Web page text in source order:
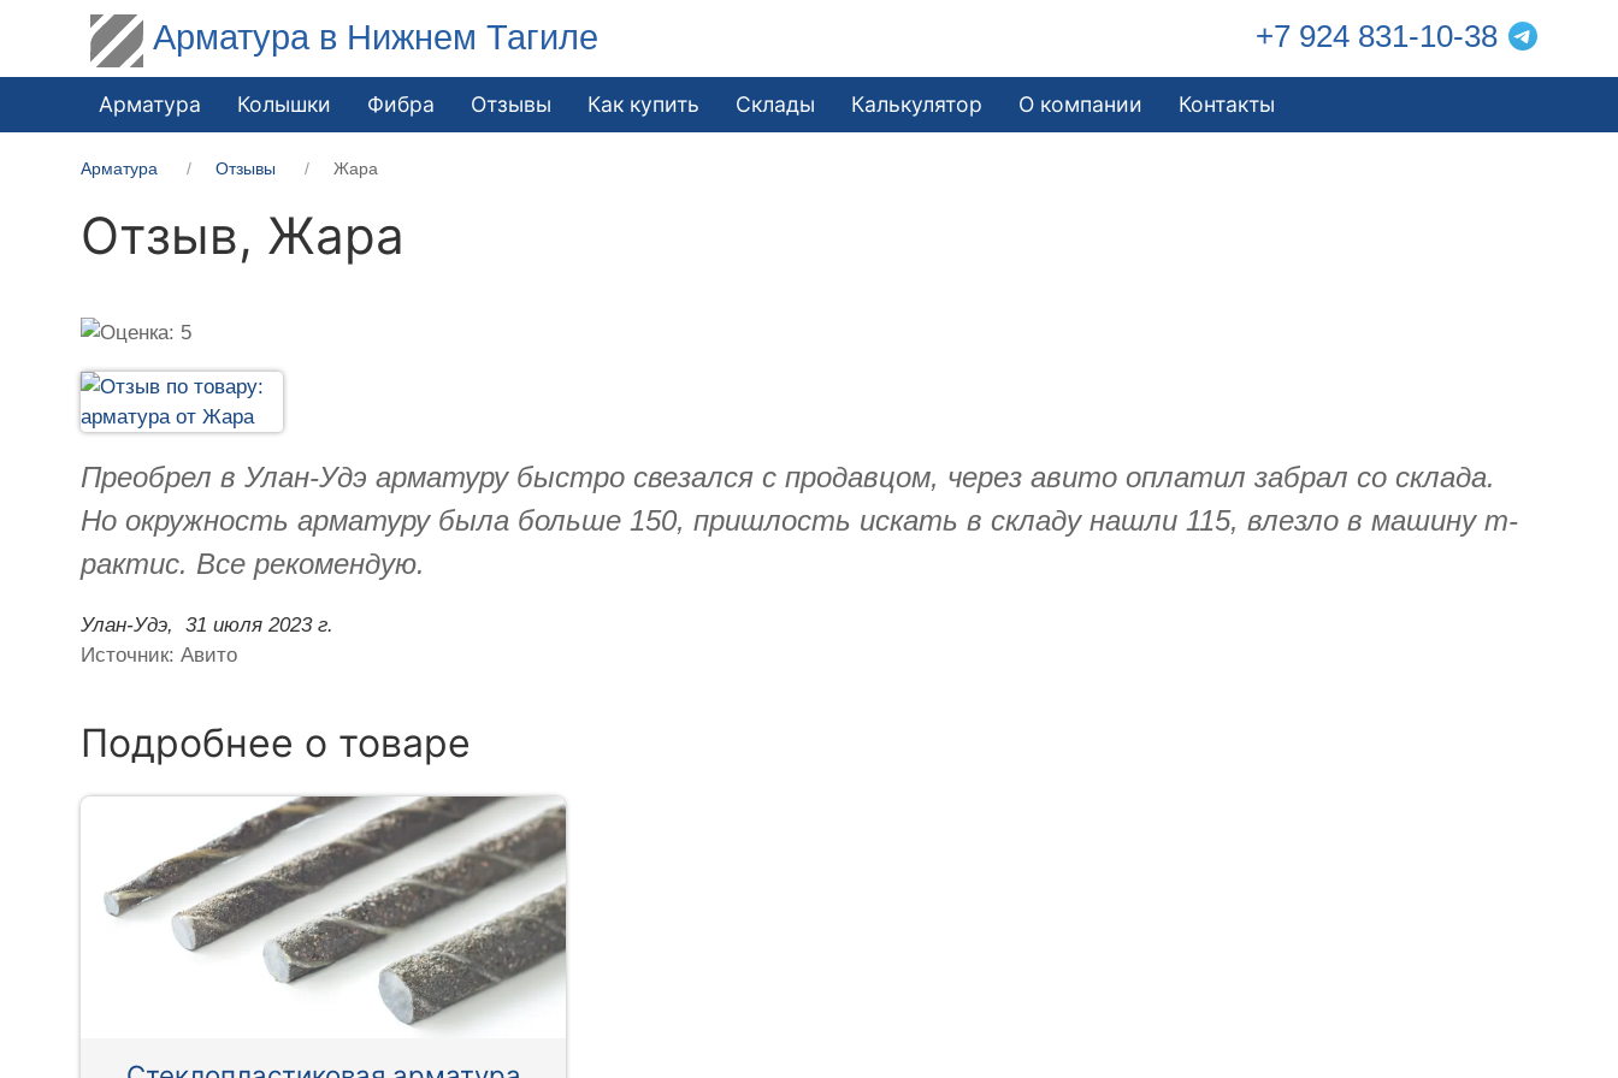
Арматура в Нижнем Тагиле +7 924 831-10-38
Арматура Колышки Фибра Отзывы Как купить Склады Калькулятор О компании Контакты
Арматура Отзывы Жара
Отзыв, Жара
Преобрел в Улан-Удэ арматуру быстро свезался с продавцом, через авито оплатил забрал со склада.
Но окружность арматуру была больше 150, пришлость искать в складу нашли 115, влезло в машину т-
рактис. Все рекомендую.
Улан-Удэ,
31 июля 2023 г.
Источник: Авито
Подробнее о товаре